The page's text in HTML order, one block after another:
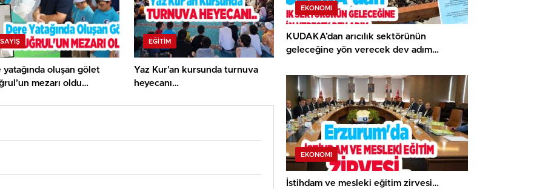
yatağında oluşan gölet
mezarı oldu…
EĞITIM
Yaz Kur’an kursunda turnuva
heyecanı…
EKONOMI
KUDAKA’dan arıcılık sektörünün
geleceğine yön verecek dev adım…
EKONOMI
İstihdam ve mesleki eğitim zirvesi…